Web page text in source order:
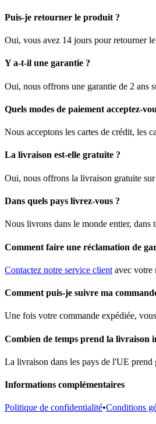
Puis-je retourner le produit ?
Oui, vous avez 14 jours pour retourner
Y a-t-il une garantie ?
Oui, nous offrons une garantie de 2 ans
Quels modes de paiement acceptez-
Nous acceptons les cartes de crédit, les
La livraison est-elle gratuite ?
Oui, nous offrons la livraison gratuite
Dans quels pays livrez-vous ?
Nous livrons dans le monde entier, dans
Comment faire une réclamation de
Contactez notre service client avec votre
Comment puis-je suivre ma
Une fois votre commande expédiée,
Combien de temps prend la livraison
La livraison dans les pays de l'UE
Informations complémentaires
Politique de confidentialité•Conditions